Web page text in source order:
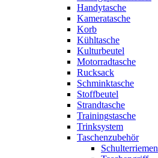
Handytasche
Kameratasche
Korb
Kühltasche
Kulturbeutel
Motorradtasche
Rucksack
Schminktasche
Stoffbeutel
Strandtasche
Trainingstasche
Trinksystem
Taschenzubehör
Schulterriemen